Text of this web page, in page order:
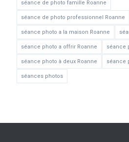
séance de photo famille Roanne
séance de photo professionnel Roanne
séance photo a la maison Roanne
séance photo a offrir Roanne séance
séance photo à deux Roanne séance
séances photos